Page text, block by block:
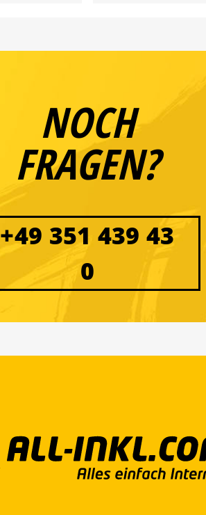
NOCH
FRAGEN?
+49 351 439 43
0